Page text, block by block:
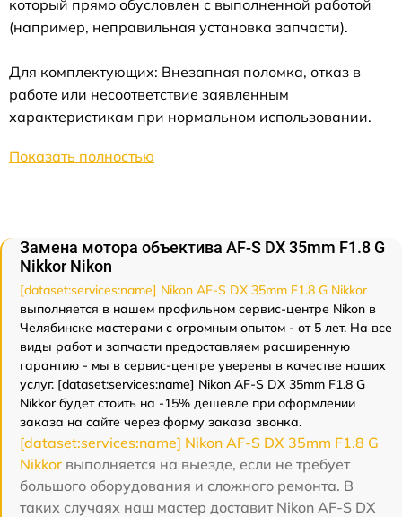
который прямо обусловлен с выполненной работой
(например, неправильная установка запчасти).
Для комплектующих: Внезапная поломка, отказ в
работе или несоответствие заявленным
характеристикам при нормальном использовании.
Показать полностью
Замена мотора объектива AF-S DX 35mm F1.8 G
Nikkor Nikon
[dataset:services:name] Nikon AF-S DX 35mm F1.8 G Nikkor
выполняется в нашем профильном сервис-центре Nikon в
Челябинске мастерами с огромным опытом - от 5 лет. На все
виды работ и запчасти предоставляем расширенную
гарантию - мы в сервис-центре уверены в качестве наших
услуг. [dataset:services:name] Nikon AF-S DX 35mm F1.8 G
Nikkor будет стоить на -15% дешевле при оформлении
заказа на сайте через форму заказа звонка.
[dataset:services:name] Nikon AF-S DX 35mm F1.8 G
Nikkor выполняется на выезде, если не требует
большого оборудования и сложного ремонта. В
таких случаях наш мастер доставит Nikon AF-S DX